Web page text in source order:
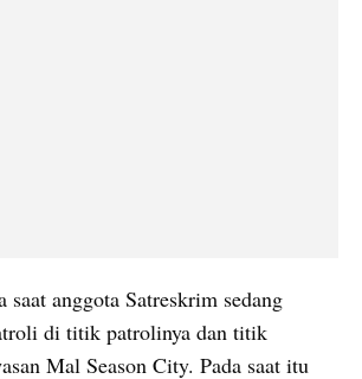
saat anggota Satreskrim sedang
di titik patrolinya dan titik
Mal Season City. Pada saat itu